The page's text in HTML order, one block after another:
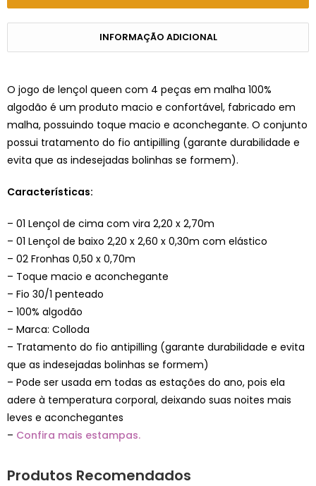
INFORMAÇÃO ADICIONAL
O jogo de lençol queen com 4 peças em malha 100%
algodão é um produto macio e confortável, fabricado em
malha, possuindo toque macio e aconchegante. O conjunto
possui tratamento do fio antipilling (garante durabilidade e
evita que as indesejadas bolinhas se formem).
Características:
– 01 Lençol de cima com vira 2,20 x 2,70m
– 01 Lençol de baixo 2,20 x 2,60 x 0,30m com elástico
– 02 Fronhas 0,50 x 0,70m
– Toque macio e aconchegante
– Fio 30/1 penteado
– 100% algodão
– Marca: Colloda
– Tratamento do fio antipilling (garante durabilidade e evita
que as indesejadas bolinhas se formem)
– Pode ser usada em todas as estações do ano, pois ela
adere à temperatura corporal, deixando suas noites mais
leves e aconchegantes
– Confira mais estampas.
Produtos Recomendados